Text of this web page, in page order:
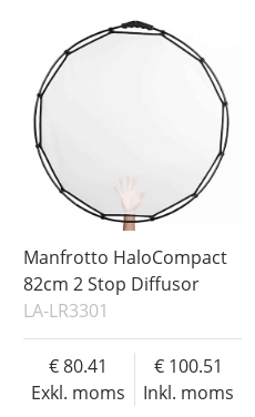
Manfrotto HaloCompact
82cm 2 Stop Diffusor
LA-LR3301
Exkl. moms
80.41
Inkl. moms
100.51